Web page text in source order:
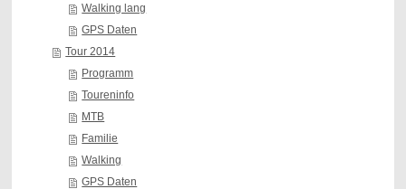
Walking lang
GPS Daten
Tour 2014
Programm
Toureninfo
MTB
Familie
Walking
GPS Daten